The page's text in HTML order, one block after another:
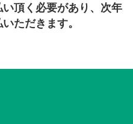
頂く必要があり、次年
ただきます。